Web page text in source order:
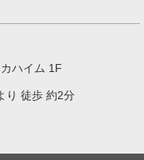
ハイム 1F
り 徒歩 約2分